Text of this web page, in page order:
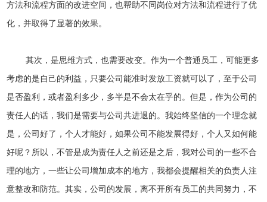
方法和流程方面的改进空间，也帮助不同岗位对方法和流程进行了优
化，并取得了显著的效果。
其次，是思维方式，也需要改变。作为一个普通员工，可能更多
考虑的是自己的利益，只要公司能准时发放工资就可以了，至于公司
是否盈利，或者盈利多少，多半是不会太在乎的。但是，作为公司的
责任人的话，我们是需要与公司共进退的。我始终坚信的一个理念就
是，公司好了，个人才能好，如果公司不能发展得好，个人又如何能
好呢？所以，不管是成为责任人之前还是之后，我对公司的一些不合
理的地方，一些让公司增加成本的地方，我都会提醒相关的负责人注
意整改和防范。其实，公司的发展，离不开所有员工的共同努力，不